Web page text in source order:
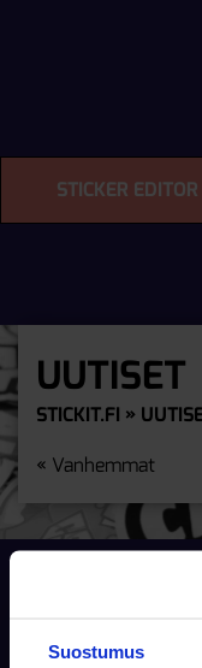
Suostumus
STICKER
UUTISET
STICKIT.FI »
« Vanhemmat